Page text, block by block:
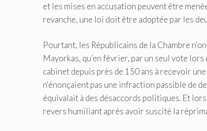
et les mises en accusation peuvent être
revanche, une loi doit être adoptée par les
Pourtant, les Républicains de la Chambre
Mayorkas, qu’en février, par un seul vote
cabinet depuis près de 150 ans à recevoir
n'énonçaient pas une infraction passible de
équivalait à des désaccords politiques. Et
revers humiliant après avoir suscité la